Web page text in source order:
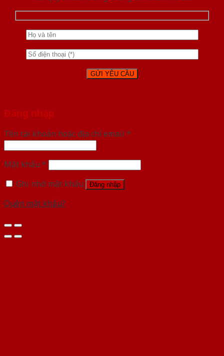
Đăng nhập
Tên tài khoản hoặc địa chỉ email *
Mật khẩu *
Ghi nhớ mật khẩu
Đăng nhập
Quên mật khẩu?